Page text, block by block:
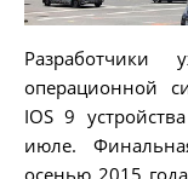
Разработчики
операционной
IOS 9
июле.